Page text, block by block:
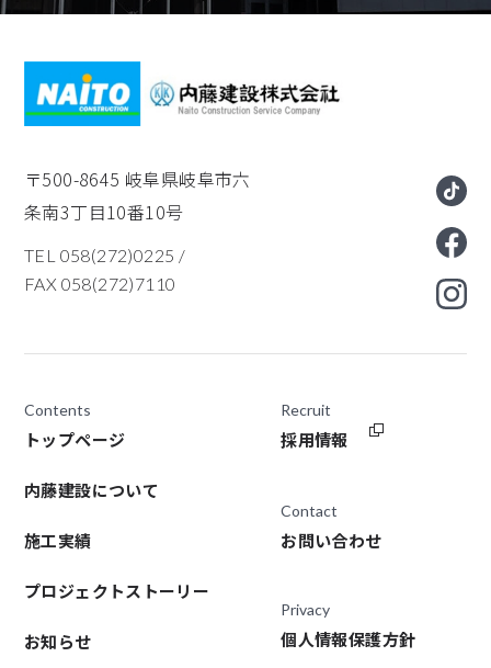
〒500-8645 岐阜県岐阜市六
条南3丁目10番10号
TEL 058(272)0225 /
FAX 058(272)7110
Contents
トップページ
内藤建設について
施工実績
プロジェクトストーリー
お知らせ
Recruit
採用情報
Contact
お問い合わせ
Privacy
個人情報保護方針